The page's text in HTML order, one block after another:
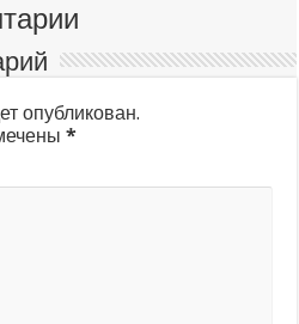
опубликован.
*